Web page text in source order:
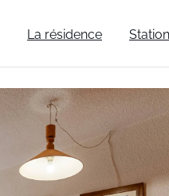
La résidence